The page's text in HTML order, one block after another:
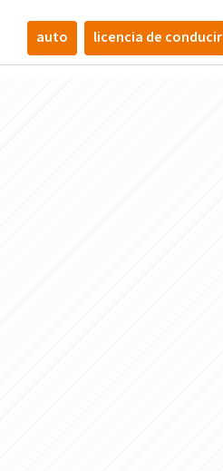
auto licencia de conducir